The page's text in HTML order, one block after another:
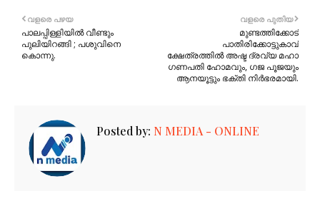
വളരെ പുതിയ
മുണ്ടത്തിക്കോട്
പാതിരിക്കോട്ടുകാവ്
ക്ഷേത്രത്തിൽ അഷ്ട ദ്രവ്യ മഹാ
ഗണപതി ഹോമവും, ഗജ പൂജയും
ആനയൂട്ടും ഭക്തി നിർഭരമായി.
വളരെ പഴയ
പാലപ്പിള്ളിയിൽ വീണ്ടും
പുലിയിറങ്ങി ; പശുവിനെ
കൊന്നു.
Posted by: N MEDIA - ONLINE